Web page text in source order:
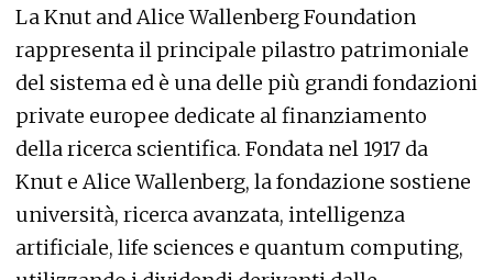
La Knut and Alice Wallenberg Foundation
rappresenta il principale pilastro patrimoniale
del sistema ed è una delle più grandi fondazioni
private europee dedicate al finanziamento
della ricerca scientifica. Fondata nel 1917 da
Knut e Alice Wallenberg, la fondazione sostiene
università, ricerca avanzata, intelligenza
artificiale, life sciences e quantum computing,